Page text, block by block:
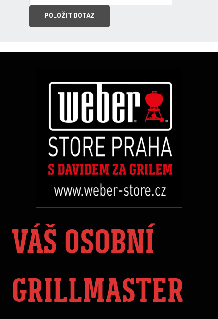
VÁŠ OSOBNÍ
GRILLMASTER